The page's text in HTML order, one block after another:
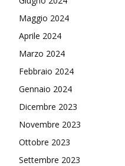
Maggio 2024
Aprile 2024
Marzo 2024
Febbraio 2024
Gennaio 2024
Dicembre 2023
Novembre 2023
Ottobre 2023
Settembre 2023